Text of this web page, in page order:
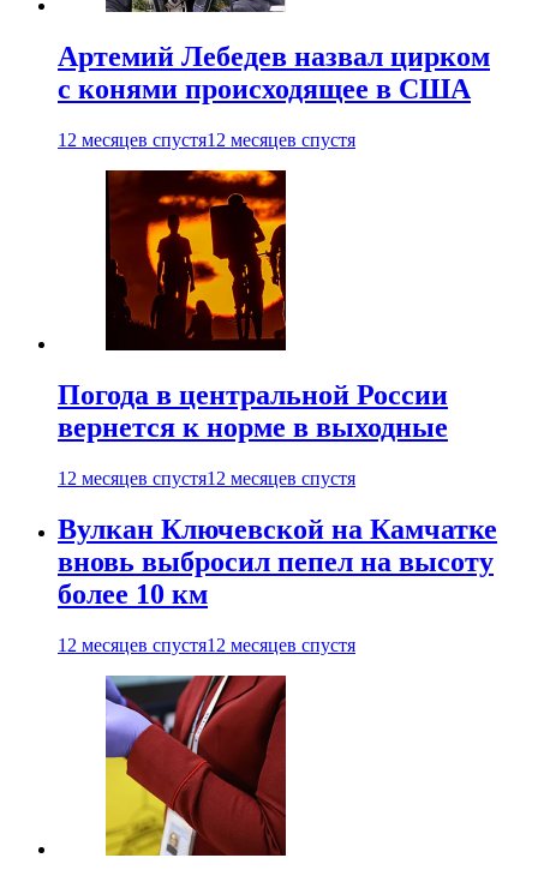
Артемий Лебедев назвал цирком
с конями происходящее в США
12 месяцев спустя12 месяцев спустя
Погода в центральной России
вернется к норме в выходные
12 месяцев спустя12 месяцев спустя
Вулкан Ключевской на Камчатке
вновь выбросил пепел на высоту
более 10 км
12 месяцев спустя12 месяцев спустя